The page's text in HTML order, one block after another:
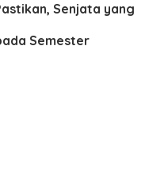
Senjata yang
Semester